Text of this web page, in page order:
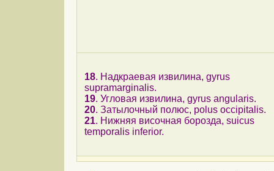
18. Надкраевая извилина, gyrus
supramarginalis.
19. Угловая извилина, gyrus angularis.
20. Затылочный полюс, polus occipitalis.
21. Нижняя височная борозда, suicus
temporalis inferior.